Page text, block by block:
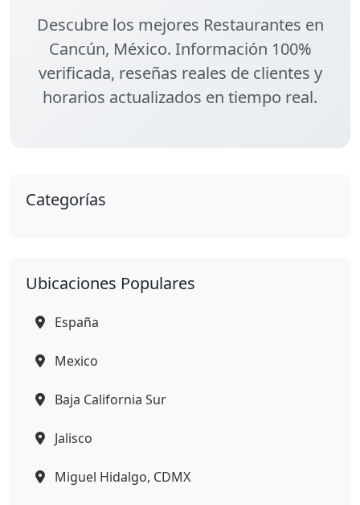
Descubre los mejores Restaurantes en
Cancún, México. Información 100%
verificada, reseñas reales de clientes y
horarios actualizados en tiempo real.
Categorías
Ubicaciones Populares
España
Mexico
Baja California Sur
Jalisco
Miguel Hidalgo, CDMX